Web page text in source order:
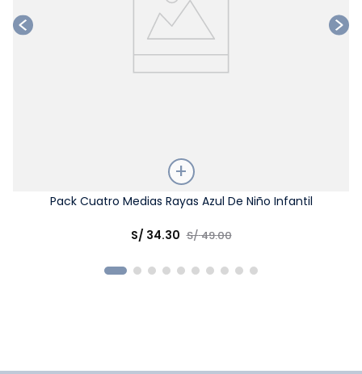
Pack Cuatro Medias Rayas Azul De Niño Infantil
S/ 34.30 S/49.00